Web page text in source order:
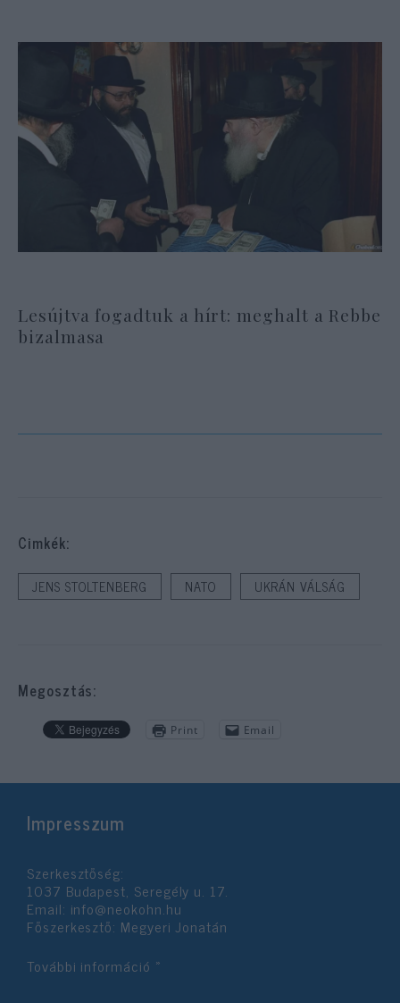
Lesújtva fogadtuk a hírt: meghalt a Rebbe
bizalmasa
Cimkék:
JENS STOLTENBERG NATO UKRÁN VÁLSÁG
Megosztás:
Print Email
Impresszum
Szerkesztőség:
1037 Budapest, Seregély u. 17.
Email: info@neokohn.hu
Főszerkesztő: Megyeri Jonatán
További információ »